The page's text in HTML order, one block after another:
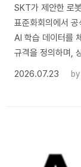
SKT가 제안한 로
표준화회의에서
AI 학습 데이터를
규격을 정의하며,
2026.07.23
by